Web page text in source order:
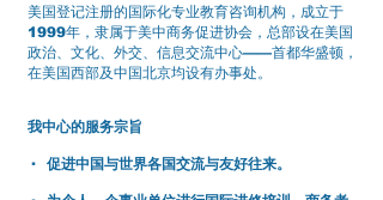
美国登记注册的国际化专业教育咨询机构，成立于
1999年，隶属于美中商务促进协会，总部设在美国
政治、文化、外交、信息交流中心——首都华盛顿，
在美国西部及中国北京均设有办事处。
我中心的服务宗旨
· 促进中国与世界各国交流与友好往来。